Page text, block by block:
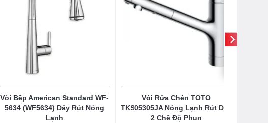
Vòi Bếp American Standard WF-
5634 (WF5634) Dây Rút Nóng
Lạnh
Vòi Rửa Chén TOTO
TKS05305JA Nóng Lạnh Rút Dây
2 Chế Độ Phun